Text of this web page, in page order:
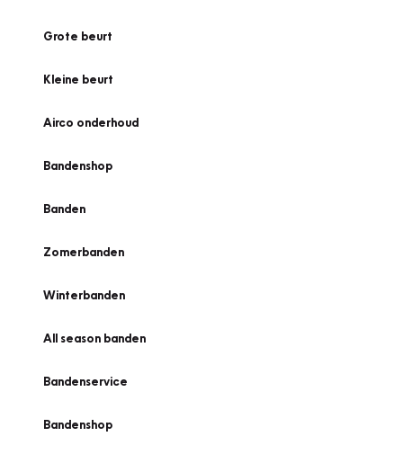
Grote beurt
Kleine beurt
Airco onderhoud
Bandenshop
Banden
Zomerbanden
Winterbanden
All season banden
Bandenservice
Bandenshop